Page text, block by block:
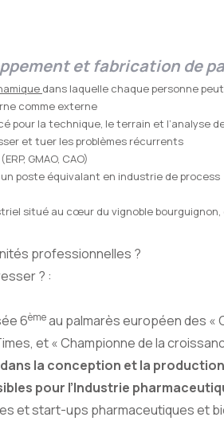
et fabrication de
dans laquelle chaque personne
comme externe
pour la technique, le terrain et l’analyse
et tuer les problèmes récurrents
GMAO, CAO)
poste équivalant en industrie de process
situé au cœur du vignoble
professionnelles ?
? :
6èmeau palmarès européen des «
et « Championne de la
la conception et la
pour l’Industrie
et start-ups pharmaceutiques et